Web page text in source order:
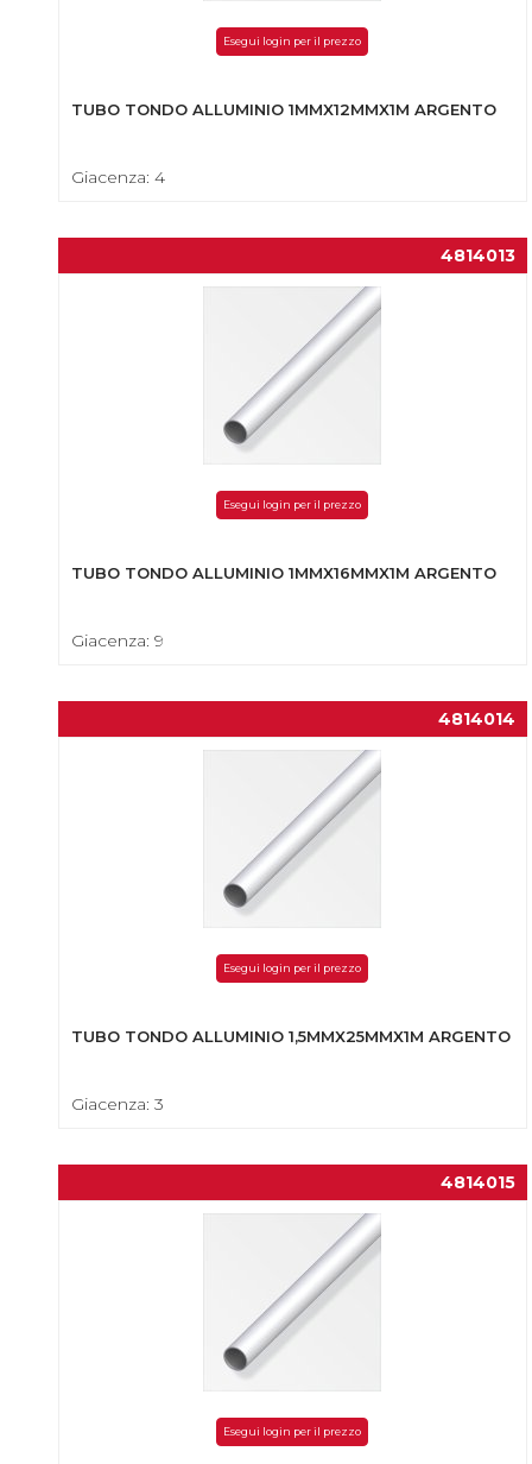
Esegui login per il prezzo
TUBO TONDO ALLUMINIO 1MMX12MMX1M ARGENTO
Giacenza: 4
4814013
Esegui login per il prezzo
TUBO TONDO ALLUMINIO 1MMX16MMX1M ARGENTO
Giacenza: 9
4814014
Esegui login per il prezzo
TUBO TONDO ALLUMINIO 1,5MMX25MMX1M ARGENTO
Giacenza: 3
4814015
Esegui login per il prezzo